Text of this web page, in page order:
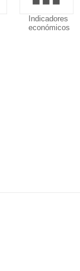
Indicadores
económicos